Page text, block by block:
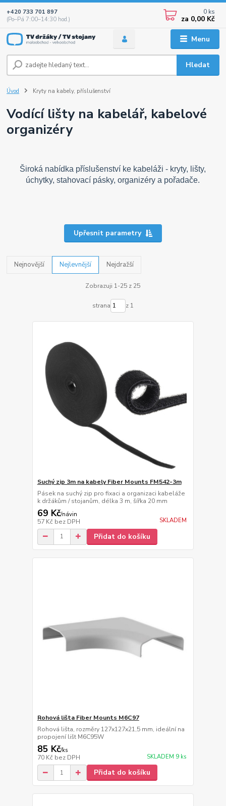
Menu
Hledat
+420 733 701 897
(Po–Pá 7:00–14:30 hod.)
0 ks
za 0,00 Kč
Úvod Kryty na kabely, příslušenství
Vodící lišty na kabelář, kabelové
organizéry
Široká nabídka příslušenství ke kabeláži - kryty, lišty,
úchytky, stahovací pásky, organizéry a pořadače.
Upřesnit parametry
Nejnovější Nejlevnější Nejdražší
Zobrazuji 1-25 z 25
strana z 1
Suchý zip 3m na kabely Fiber Mounts FM542-3m
Pásek na suchý zip pro fixaci a organizaci kabeláže
k držákům / stojanům, délka 3 m, šířka 20 mm
69 Kč/návin
57 Kč bez DPH SKLADEM
Přidat do košíku
Rohová lišta Fiber Mounts M6C97
Rohová lišta, rozměry 127x127x21,5 mm, ideální na
propojení lišt M6C95W
85 Kč/ks
70 Kč bez DPH SKLADEM 9 ks
Přidat do košíku